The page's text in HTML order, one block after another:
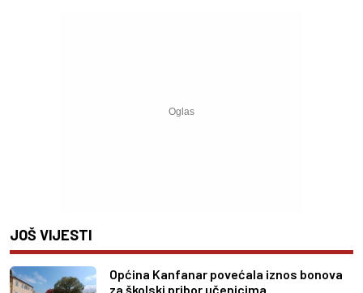
JOŠ VIJESTI
Općina Kanfanar povećala iznos bonova
za školski pribor učenicima